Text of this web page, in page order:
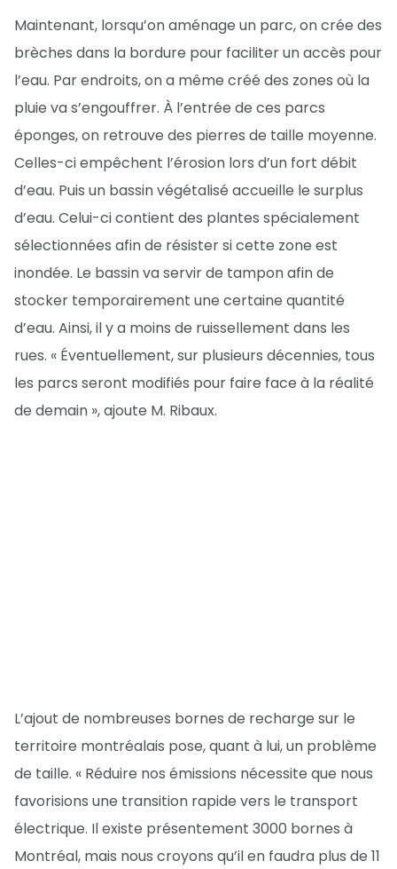
Maintenant, lorsqu’on aménage un parc, on crée des
brèches dans la bordure pour faciliter un accès pour
l’eau. Par endroits, on a même créé des zones où la
pluie va s’engouffrer. À l’entrée de ces parcs
éponges, on retrouve des pierres de taille moyenne.
Celles-ci empêchent l’érosion lors d’un fort débit
d’eau. Puis un bassin végétalisé accueille le surplus
d’eau. Celui-ci contient des plantes spécialement
sélectionnées afin de résister si cette zone est
inondée. Le bassin va servir de tampon afin de
stocker temporairement une certaine quantité
d’eau. Ainsi, il y a moins de ruissellement dans les
rues. « Éventuellement, sur plusieurs décennies, tous
les parcs seront modifiés pour faire face à la réalité
de demain », ajoute M. Ribaux.
L’ajout de nombreuses bornes de recharge sur le
territoire montréalais pose, quant à lui, un problème
de taille. « Réduire nos émissions nécessite que nous
favorisions une transition rapide vers le transport
électrique. Il existe présentement 3000 bornes à
Montréal, mais nous croyons qu’il en faudra plus de 11